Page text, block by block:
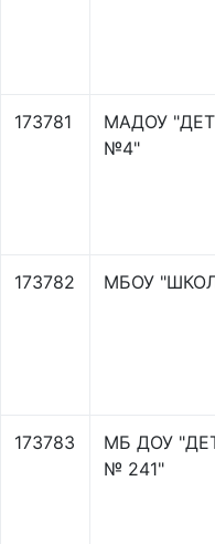
173781
МАДОУ
№4"
173782 МБОУ
173783
МБ ДОУ
№ 241"